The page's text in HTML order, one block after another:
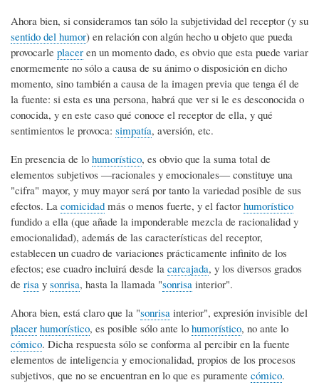
Ahora bien, si consideramos tan sólo la subjetividad del receptor (y su
sentido del humor) en relación con algún hecho u objeto que pueda
provocarle placer en un momento dado, es obvio que esta puede variar
enormemente no sólo a causa de su ánimo o disposición en dicho
momento, sino también a causa de la imagen previa que tenga él de
la fuente: si esta es una persona, habrá que ver si le es desconocida o
conocida, y en este caso qué conoce el receptor de ella, y qué
sentimientos le provoca: simpatía, aversión, etc.
En presencia de lo humorístico, es obvio que la suma total de
elementos subjetivos ―racionales y emocionales― constituye una
"cifra" mayor, y muy mayor será por tanto la variedad posible de sus
efectos. La comicidad más o menos fuerte, y el factor humorístico
fundido a ella (que añade la imponderable mezcla de racionalidad y
emocionalidad), además de las características del receptor,
establecen un cuadro de variaciones prácticamente infinito de los
efectos; ese cuadro incluirá desde la carcajada, y los diversos grados
de risa y sonrisa, hasta la llamada "sonrisa interior".
Ahora bien, está claro que la "sonrisa interior", expresión invisible del
placer humorístico, es posible sólo ante lo humorístico, no ante lo
cómico. Dicha respuesta sólo se conforma al percibir en la fuente
elementos de inteligencia y emocionalidad, propios de los procesos
subjetivos, que no se encuentran en lo que es puramente cómico.